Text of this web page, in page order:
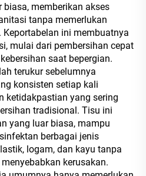
memberikan akses
tanpa memerlukan
ini membuatnya
mulai dari pembersihan cepat
saat bepergian.
terukur sebelumnya
konsisten setiap kali
ketidakpastian yang sering
tradisional. Tisu ini
yang luar biasa, mampu
berbagai jenis
logam, dan kayu tanpa
kerusakan.